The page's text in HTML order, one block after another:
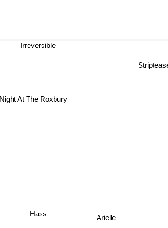
Arielle
Hass
Night At The Roxbury
Irreversible